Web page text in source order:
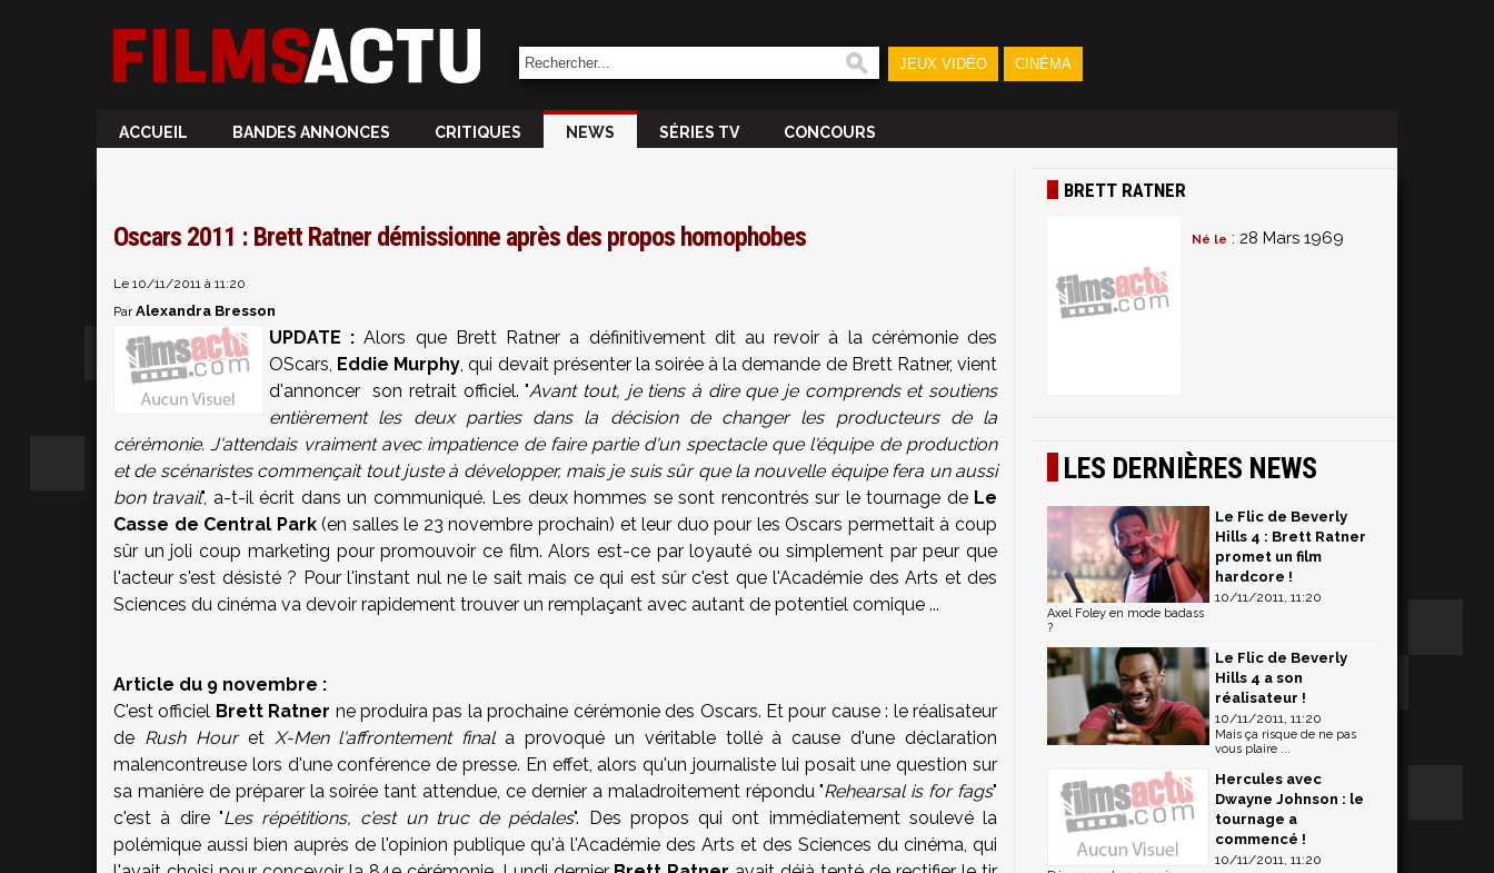
JEUX VIDÉO CINÉMA
ACCUEIL BANDES ANNONCES CRITIQUES NEWS SÉRIES TV CONCOURS
Oscars 2011 : Brett Ratner démissionne après des propos homophobes
Le 10/11/2011 à 11:20
ParAlexandra Bresson
UPDATE : Alors que Brett Ratner a définitivement dit au revoir à la cérémonie des
OScars, Eddie Murphy, qui devait présenter la soirée à la demande de Brett Ratner, vient
d'annoncer son retrait officiel. "Avant tout, je tiens à dire que je comprends et soutiens
entièrement les deux parties dans la décision de changer les producteurs de la
cérémonie. J'attendais vraiment avec impatience de faire partie d'un spectacle que l'équipe de production
et de scénaristes commençait tout juste à développer, mais je suis sûr que la nouvelle équipe fera un aussi
bon travail", a-t-il écrit dans un communiqué. Les deux hommes se sont rencontrés sur le tournage de Le
Casse de Central Park(en salles le 23 novembre prochain) et leur duo pour les Oscars permettait à coup
sûr un joli coup marketing pour promouvoir ce film. Alors est-ce par loyauté ou simplement par peur que
l'acteur s'est désisté ? Pour l'instant nul ne le sait mais ce qui est sûr c'est que l'Académie des Arts et des
Sciences du cinéma va devoir rapidement trouver un remplaçant avec autant de potentiel comique ...
Article du 9 novembre :
C'est officiel Brett Ratner ne produira pas la prochaine cérémonie des Oscars. Et pour cause : le réalisateur
de Rush Hour et X-Men l'affrontement finala provoqué un véritable tollé à cause d'une déclaration
malencontreuse lors d'une conférence de presse. En effet, alors qu'un journaliste lui posait une question sur
sa manière de préparer la soirée tant attendue, ce dernier a maladroitement répondu "Rehearsal is for fags"
c'est à dire "Les répétitions, c’est un truc de pédales". Des propos qui ont immédiatement soulevé la
polémique aussi bien auprès de l'opinion publique qu'à l'Académie des Arts et des Sciences du cinéma, qui
BRETT RATNER
Né le : 28 Mars 1969
LES DERNIÈRES NEWS
Le Flic de Beverly
Hills 4 : Brett Ratner
promet un film
hardcore !
10/11/2011, 11:20
Axel Foley en mode badass
?
Le Flic de Beverly
Hills 4 a son
réalisateur !
10/11/2011, 11:20
Mais ça risque de ne pas
vous plaire ...
Hercules avec
Dwayne Johnson : le
tournage a
commencé !
10/11/2011, 11:20